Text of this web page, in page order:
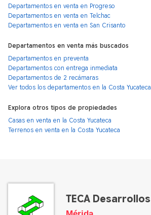
Departamentos en venta en Progreso
Departamentos en venta en Telchac
Departamentos en venta en San Crisanto
Departamentos en venta más buscados
Departamentos en preventa
Departamentos con entrega inmediata
Departamentos de 2 recámaras
Ver todos los departamentos en la Costa Yucateca
Explora otros tipos de propiedades
Casas en venta en la Costa Yucateca
Terrenos en venta en la Costa Yucateca
TECA Desarrollos